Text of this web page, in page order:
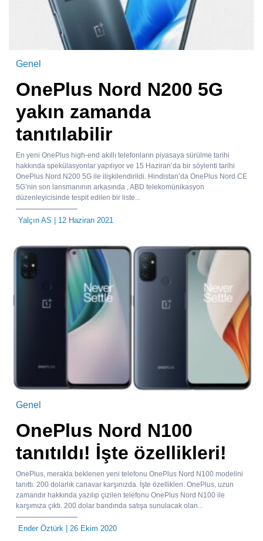
Genel
OnePlus Nord N200 5G
yakın zamanda
tanıtılabilir
En yeni OnePlus high-end akıllı telefonların piyasaya sürülme tarihi
hakkında spekülasyonlar yapılıyor ve 15 Haziran’da bir söylenti tarihi
OnePlus Nord N200 5G ile ilişkilendirildi. Hindistan’da OnePlus Nord CE
5G’nin son lansmanının arkasında , ABD telekomünikasyon
düzenleyicisinde tespit edilen bir liste...
Yalçın AS | 12 Haziran 2021
Genel
OnePlus Nord N100
tanıtıldı! İşte özellikleri!
OnePlus, merakla beklenen yeni telefonu OnePlus Nord N100 modelini
tanıttı. 200 dolarlık canavar karşınızda. İşte özellikleri. OnePlus, uzun
zamandır hakkında yazılıp çizilen telefonu OnePlus Nord N100 ile
karşımıza çıktı. 200 dolar bandında satışa sunulacak olan...
Ender Öztürk | 26 Ekim 2020